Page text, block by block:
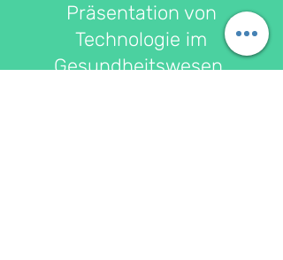
Präsentation von
Technologie im
Gesundheitswesen